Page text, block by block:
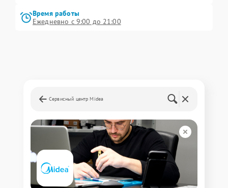
Время работы
Ежедневно с 9:00 до 21:00
Сервисный центр Midea